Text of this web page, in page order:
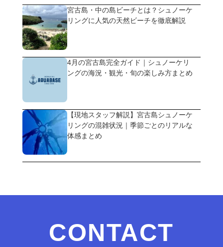
宮古島・中の島ビーチとは？シュノーケ
リングに人気の天然ビーチを徹底解説
4月の宮古島完全ガイド｜シュノーケリ
ングの海況・観光・旬の楽しみ方まとめ
【現地スタッフ解説】宮古島シュノーケ
リングの混雑状況｜季節ごとのリアルな
体感まとめ
CONTACT